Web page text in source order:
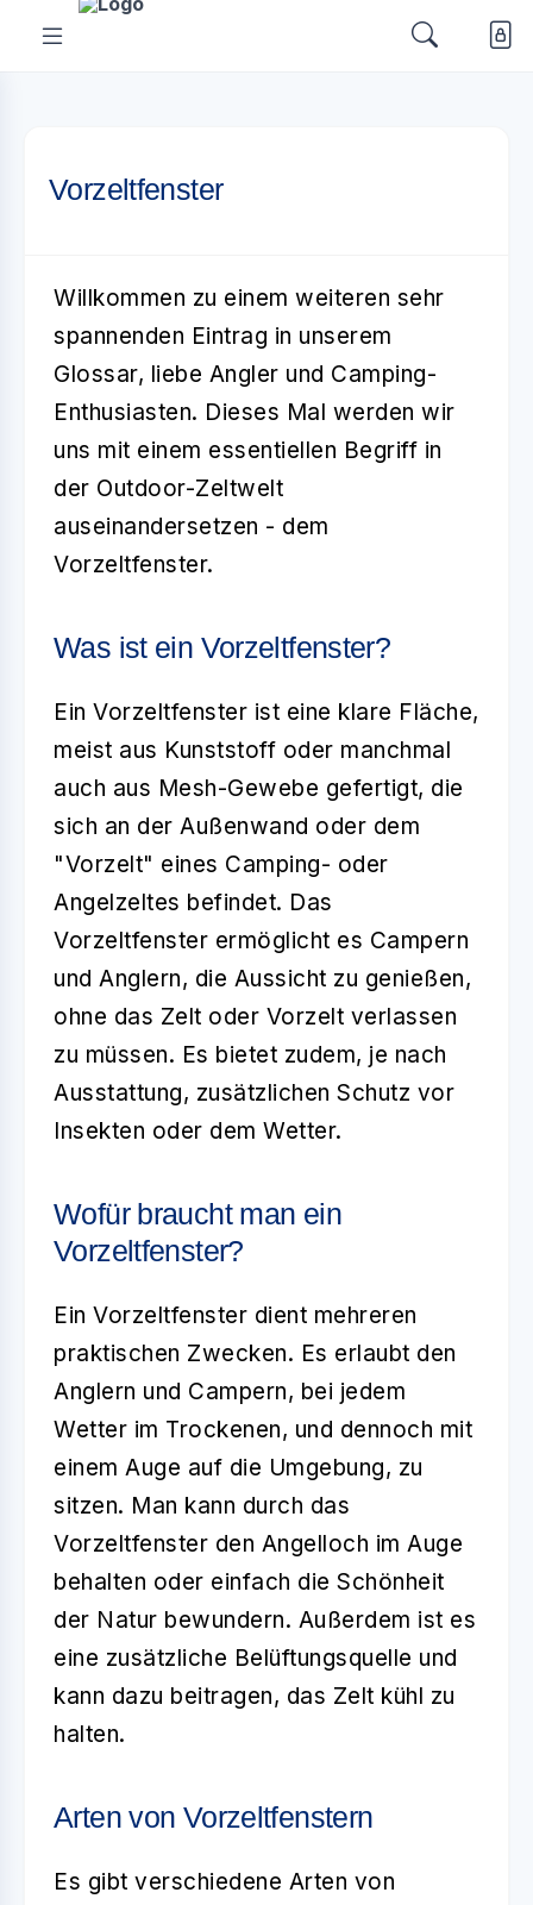
Vorzeltfenster
Willkommen zu einem weiteren sehr
spannenden Eintrag in unserem
Glossar, liebe Angler und Camping-
Enthusiasten. Dieses Mal werden wir
uns mit einem essentiellen Begriff in
der Outdoor-Zeltwelt
auseinandersetzen - dem
Vorzeltfenster.
Was ist ein Vorzeltfenster?
Ein Vorzeltfenster ist eine klare Fläche,
meist aus Kunststoff oder manchmal
auch aus Mesh-Gewebe gefertigt, die
sich an der Außenwand oder dem
"Vorzelt" eines Camping- oder
Angelzeltes befindet. Das
Vorzeltfenster ermöglicht es Campern
und Anglern, die Aussicht zu genießen,
ohne das Zelt oder Vorzelt verlassen
zu müssen. Es bietet zudem, je nach
Ausstattung, zusätzlichen Schutz vor
Insekten oder dem Wetter.
Wofür braucht man ein
Vorzeltfenster?
Ein Vorzeltfenster dient mehreren
praktischen Zwecken. Es erlaubt den
Anglern und Campern, bei jedem
Wetter im Trockenen, und dennoch mit
einem Auge auf die Umgebung, zu
sitzen. Man kann durch das
Vorzeltfenster den Angelloch im Auge
behalten oder einfach die Schönheit
der Natur bewundern. Außerdem ist es
eine zusätzliche Belüftungsquelle und
kann dazu beitragen, das Zelt kühl zu
halten.
Arten von Vorzeltfenstern
Es gibt verschiedene Arten von